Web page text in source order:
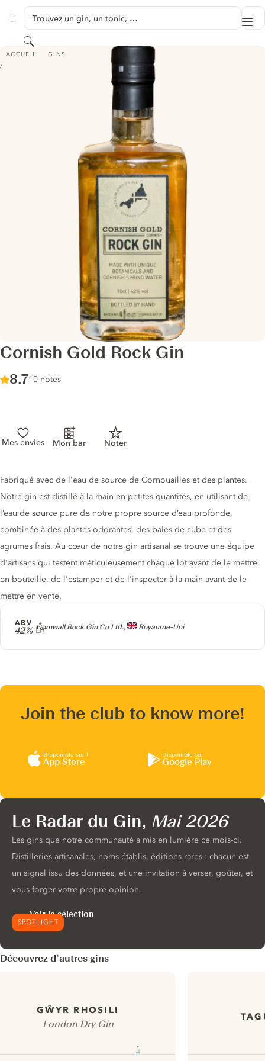
GINVENTORY
Trouvez un gin, un tonic, …
Rechercher
ACCUEIL GINS
CORNISH GOLD ROCK GIN
Cornish Gold Rock Gin
Score :
8.7/ 10
10 notes
Mes envies Mon bar Noter
Producteur
Cornwall Rock Gin Co Ltd., Royaume-Uni
ABV
42%
Description du gin
Fabriqué avec de l'eau de source de Cornouailles et des plantes.
Notre gin est distillé à la main en petites quantités, en utilisant de
l’eau de source pure de notre propre source d’eau profonde,
combinée à des plantes odorantes, des baies de cube et des
agrumes frais. Au cœur de notre gin artisanal se trouve une équipe
d'artisans qui testent méticuleusement chaque lot avant de le mettre
en bouteille, de l'estamper et de l'inspecter à la main avant de le
mettre en vente.
Join the club to know more!
Disponible sur l’
App Store
Disponible sur
Google Play
SPOTLIGHT
Le Radar du Gin, Mai 2026
Les gins que notre communauté a mis en lumière ce mois-ci.
Distilleries artisanales, noms établis, éditions rares : chacun est
un signal issu des données, et une invitation à verser, goûter, et
vous forger votre propre opinion.
Voir la sélection
Découvrez d’autres gins
GŴYR RHOSILI
London Dry Gin